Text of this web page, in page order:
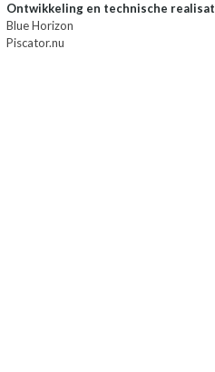
Ontwikkeling en technische
Blue Horizon
Piscator.nu